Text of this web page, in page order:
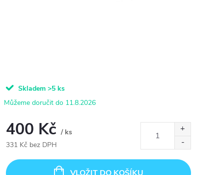
Skladem >5 ks
11.8.2026
400 Kč / ks
331 Kč bez DPH
cena: